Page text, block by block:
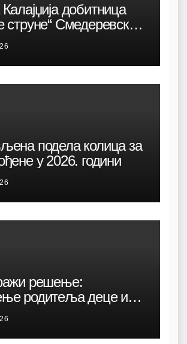
добитница
струне“ Смедеревске
јесени
подела колица за
у 2026. години
решење:
родитеља деце и
са хендикепом без
већ 12 година